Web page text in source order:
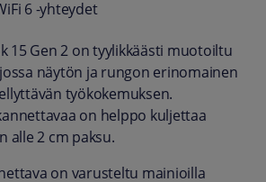
6 -yhteydet
15 Gen 2 on tyylikkäästi muotoiltu
näytön ja rungon erinomainen
työkokemuksen.
on helppo kuljettaa
alle 2 cm paksu.
on varusteltu mainioilla